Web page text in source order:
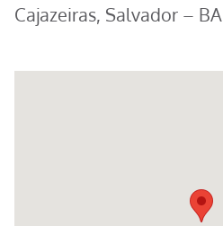
Cajazeiras, Salvador – BA